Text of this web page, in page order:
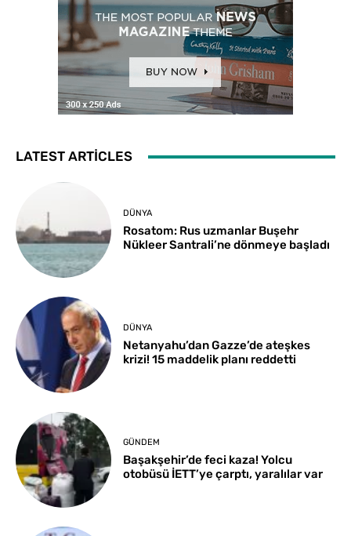
LATEST ARTICLES
DÜNYA
Rosatom: Rus uzmanlar Buşehr
Nükleer Santrali’ne dönmeye başladı
DÜNYA
Netanyahu’dan Gazze’de ateşkes
krizi! 15 maddelik planı reddetti
GÜNDEM
Başakşehir’de feci kaza! Yolcu
otobüsü İETT’ye çarptı, yaralılar var